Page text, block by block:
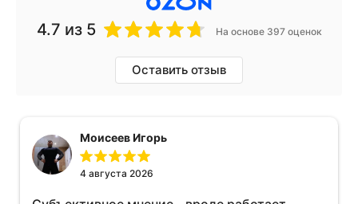
4.7 из 5 На основе 397 оценок
Оставить отзыв
Моисеев Игорь
4 августа 2026